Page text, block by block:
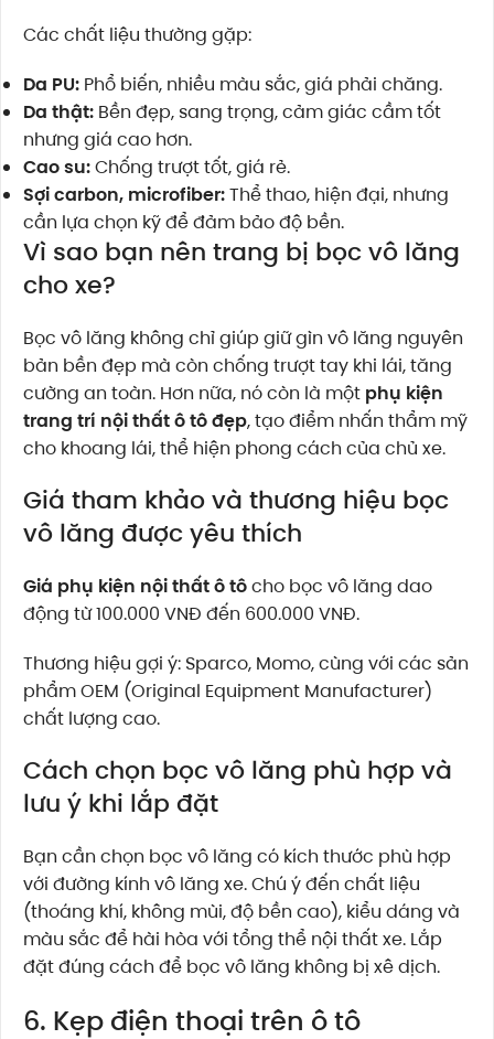
Các chất liệu thường gặp:
Da PU: Phổ biến, nhiều màu sắc, giá phải chăng.
Da thật: Bền đẹp, sang trọng, cảm giác cầm tốt
nhưng giá cao hơn.
Cao su:Chống trượt tốt, giá rẻ.
Sợi carbon, microfiber:Thể thao, hiện đại, nhưng
cần lựa chọn kỹ để đảm bảo độ bền.
Vì sao bạn nên trang bị bọc vô lăng
cho xe?
Bọc vô lăng không chỉ giúp giữ gìn vô lăng nguyên
bản bền đẹp mà còn chống trượt tay khi lái, tăng
cường an toàn. Hơn nữa, nó còn là một phụ kiện
trang trí nội thất ô tô đẹp, tạo điểm nhấn thẩm mỹ
cho khoang lái, thể hiện phong cách của chủ xe.
Giá tham khảo và thương hiệu bọc
vô lăng được yêu thích
Giá phụ kiện nội thất ô tôcho bọc vô lăng dao
động từ 100.000 VNĐ đến 600.000 VNĐ.
Thương hiệu gợi ý: Sparco, Momo, cùng với các sản
phẩm OEM (Original Equipment Manufacturer)
chất lượng cao.
Cách chọn bọc vô lăng phù hợp và
lưu ý khi lắp đặt
Bạn cần chọn bọc vô lăng có kích thước phù hợp
với đường kính vô lăng xe. Chú ý đến chất liệu
(thoáng khí, không mùi, độ bền cao), kiểu dáng và
màu sắc để hài hòa với tổng thể nội thất xe. Lắp
đặt đúng cách để bọc vô lăng không bị xê dịch.
6. Kẹp điện thoại trên ô tô